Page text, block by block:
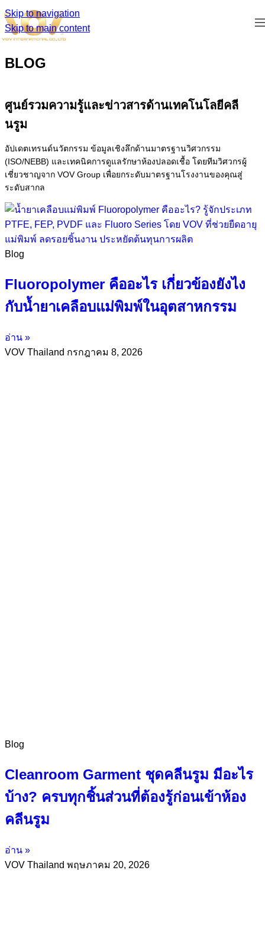
Skip to navigation
Skip to main content
BLOG
ศูนย์รวมความรู้และข่าวสารด้านเทคโนโลยีคลี
นรูม
อัปเดตเทรนด์นวัตกรรม ข้อมูลเชิงลึกด้านมาตรฐานวิศวกรรม
(ISO/NEBB) และเทคนิคการดูแลรักษาห้องปลอดเชื้อ โดยทีมวิศวกรผู้
เชี่ยวชาญจาก VOV Group เพื่อยกระดับมาตรฐานโรงงานของคุณสู่
ระดับสากล
Blog
Fluoropolymer คืออะไร เกี่ยวข้องยังไง
กับน้ำยาเคลือบแม่พิมพ์ในอุตสาหกรรม
อ่าน »
VOV Thailand กรกฎาคม 8, 2026
Blog
Cleanroom Garment ชุดคลีนรูม มีอะไร
บ้าง? ครบทุกชิ้นส่วนที่ต้องรู้ก่อนเข้าห้อง
คลีนรูม
อ่าน »
VOV Thailand พฤษภาคม 20, 2026